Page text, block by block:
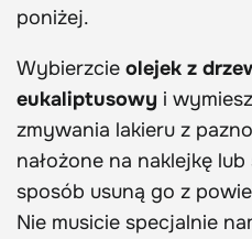
poniżej.
Wybierzcie olejek z
eukaliptusowy i
zmywania lakieru z
nałożone na naklejkę
sposób usuną go z
Nie musicie specjalnie